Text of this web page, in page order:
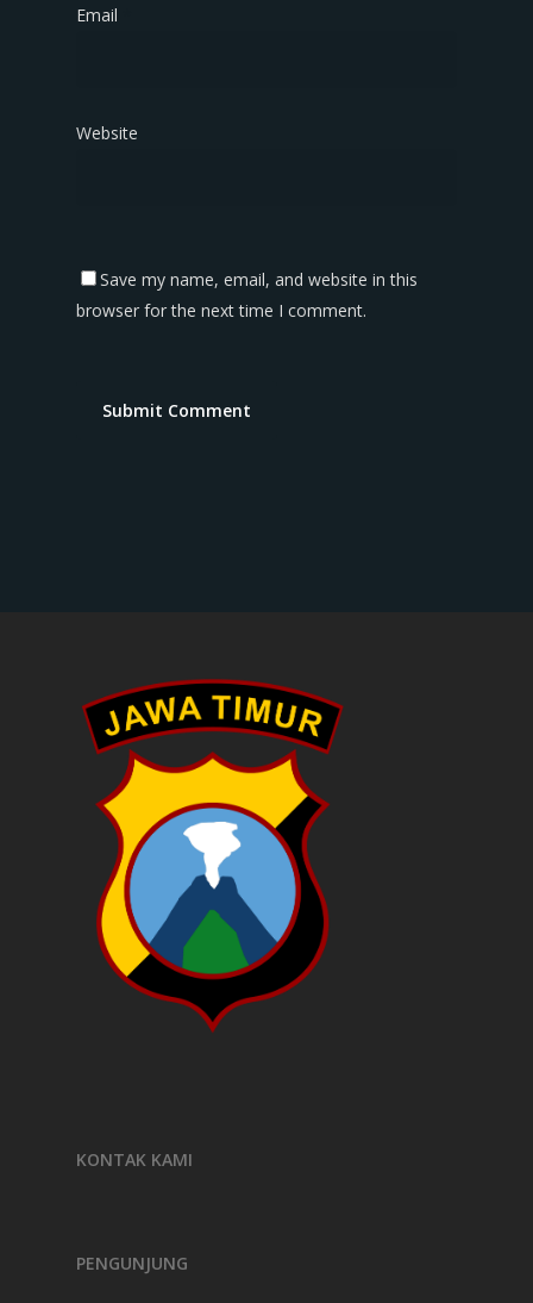
Email
Website
Save my name, email, and website in this
browser for the next time I comment.
KONTAK KAMI
PENGUNJUNG